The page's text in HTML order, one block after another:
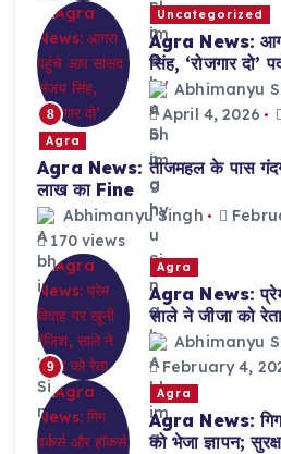
8
Uncategorized
Agra News:
सिंह, ‘रोजगार दो’
Abhimanyu
April 4, 2026
Agra
Agra News: ताजमहल के पास
लाख का Fine
Abhimanyu Singh
170 views
9
Agra
Agra News: प्रेम
साले ने जीजा को
Abhimanyu
February 4,
Agra
Agra News: गिग
को भेजा ज्ञापन;